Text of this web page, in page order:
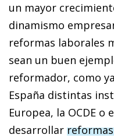
un mayor
dinamismo
reformas laborales
sean un buen
reformador, como
España distintas
Europea, la OCDE o
desarrollar